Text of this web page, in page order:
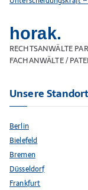
horak.
RECHTSANWÄLTE
FACHANWÄLTE /
Unsere
Berlin
Bielefeld
Bremen
Düsseldorf
Frankfurt